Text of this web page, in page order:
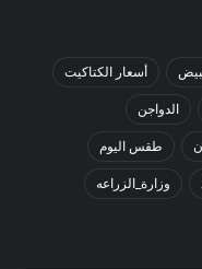
أسعار الكتاكيت
الدواجن
طقس اليوم
وزارة_الزراعه